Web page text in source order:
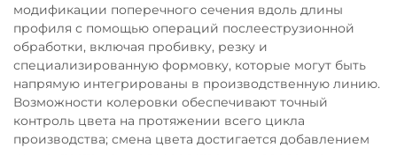
модификации поперечного сечения вдоль длины
профиля с помощью операций послееструзионной
обработки, включая пробивку, резку и
специализированную формовку, которые могут быть
напрямую интегрированы в производственную линию.
Возможности колеровки обеспечивают точный
контроль цвета на протяжении всего цикла
производства; смена цвета достигается добавлением